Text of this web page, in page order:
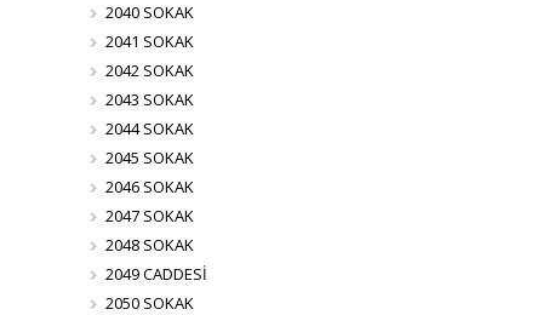
2040 SOKAK
2041 SOKAK
2042 SOKAK
2043 SOKAK
2044 SOKAK
2045 SOKAK
2046 SOKAK
2047 SOKAK
2048 SOKAK
2049 CADDESİ
2050 SOKAK